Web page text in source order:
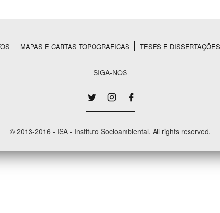
Área Protegida
MAPAS E CARTAS TOPOGRAFICAS TESES E DISSERTAÇÕES
SIGA-NOS
© 2013-2016 - ISA - Instituto Socioambiental. All rights reserved.